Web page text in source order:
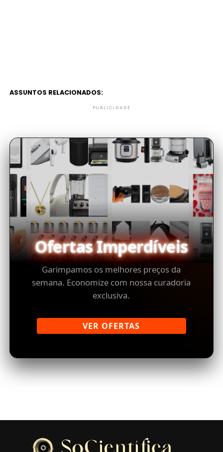
ASSUNTOS RELACIONADOS:
PUBLICIDADE
Ofertas Imperdíveis
Garimpamos os melhores preços da
semana. Economize com nossa curadoria
exclusiva.
VER OFERTAS